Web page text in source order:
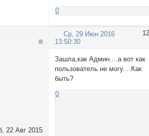
0
12
Ср, 29 Июн 2016
13:50:30
22 Авг 2015
Зашла,как Админ....а вот как
пользователь не могу....Как
быть?
0